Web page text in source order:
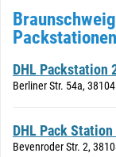
DHL Packstation
Berliner Str. 54a,
DHL Pack
Bevenroder Str. 2,